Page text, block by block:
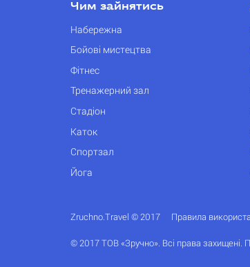
Чим зайнятись
Набережна
Бойові мистецтва
Фітнес
Тренажерний зал
Стадіон
Каток
Спортзал
Йога
Zruchno.Travel © 2017 Правила
© 2017 ТОВ «Зручно». Всі права захищені.